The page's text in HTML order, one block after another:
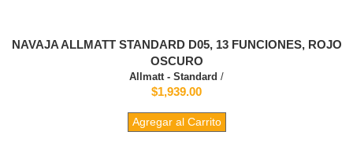
NAVAJA ALLMATT STANDARD D05, 13 FUNCIONES, ROJO
OSCURO
Allmatt - Standard /
$1,939.00
Agregar al Carrito